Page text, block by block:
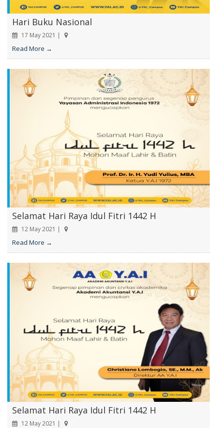
Hari Buku Nasional
17 May 2021 |
Read More →
Selamat Hari Raya Idul Fitri 1442 H
12 May 2021 |
Read More →
Selamat Hari Raya Idul Fitri 1442 H
12 May 2021 |